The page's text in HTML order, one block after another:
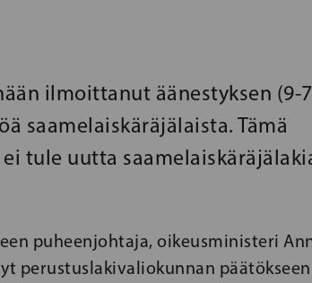
ilmoittanut äänestyksen (9-
saamelaiskäräjälaista. Tämä
tule uutta
puheenjohtaja, oikeusministeri
perustuslakivaliokunnan